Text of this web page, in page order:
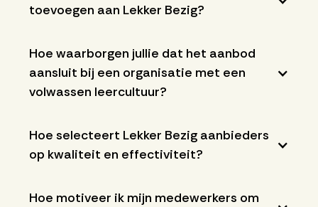
toevoegen aan Lekker Bezig?
Hoe waarborgen jullie dat het aanbod
aansluit bij een organisatie met een
volwassen leercultuur?
Hoe selecteert Lekker Bezig aanbieders
op kwaliteit en effectiviteit?
Hoe motiveer ik mijn medewerkers om